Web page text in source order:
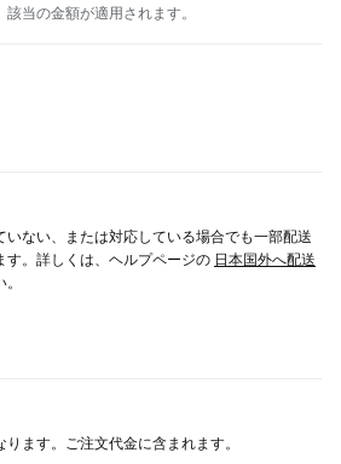
当の金額が適用されます。
いない、または対応している場合でも一部配送
す。詳しくは、ヘルプページの 日本国外へ配送
ます。ご注文代金に含まれます。